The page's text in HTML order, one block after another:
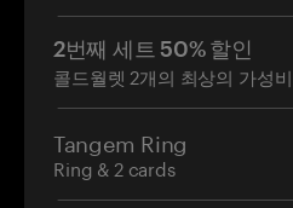
2번째 세트 50% 할인
콜드월렛 2개의 최상의 가성비
Tangem Ring
Ring & 2 cards